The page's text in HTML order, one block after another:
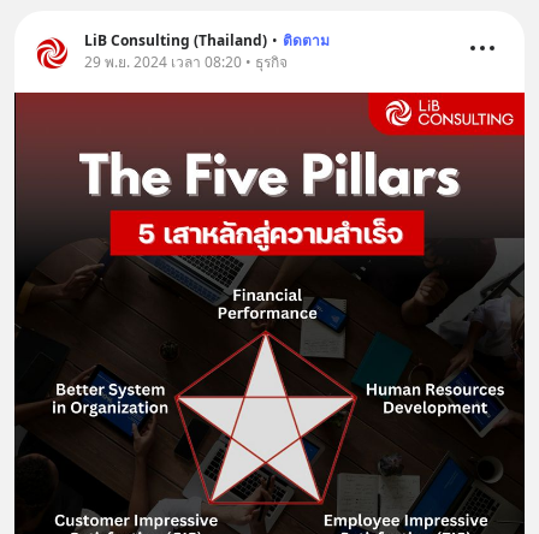
LiB Consulting (Thailand) • ติดตาม
29 พ.ย. 2024 เวลา 08:20 • ธุรกิจ